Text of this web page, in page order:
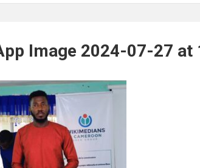
Image 2024-07-27 at